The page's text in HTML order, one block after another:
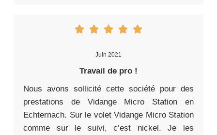
Juin 2021
Travail de pro !
Nous avons sollicité cette société pour des
prestations de Vidange Micro Station en
Echternach. Sur le volet Vidange Micro Station
comme sur le suivi, c’est nickel. Je les